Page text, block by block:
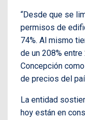
“Desde que se
permisos de
74%. Al mismo
de un 208%
Concepción
de precios del
La entidad
hoy están en